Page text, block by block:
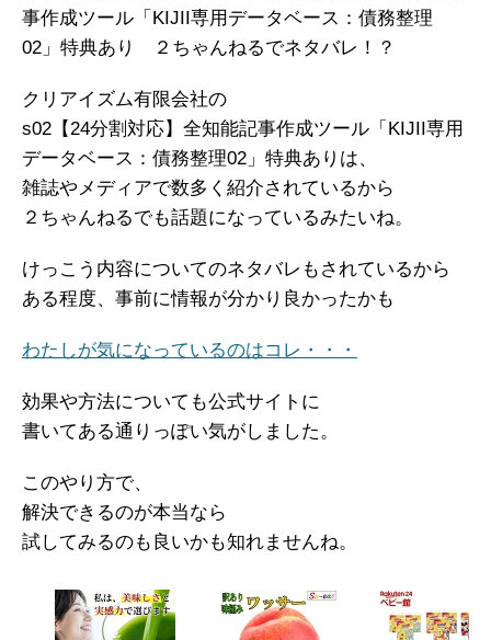
事作成ツール「KIJII専用データベース：債務整理
02」特典あり ２ちゃんねるでネタバレ！？
クリアイズム有限会社の
s02【24分割対応】全知能記事作成ツール「KIJII専用
データベース：債務整理02」特典ありは、
雑誌やメディアで数多く紹介されているから
２ちゃんねるでも話題になっているみたいね。
けっこう内容についてのネタバレもされているから
ある程度、事前に情報が分かり良かったかも
わたしが気になっているのはコレ・・・
効果や方法についても公式サイトに
書いてある通りっぽい気がしました。
このやり方で、
解決できるのが本当なら
試してみるのも良いかも知れませんね。